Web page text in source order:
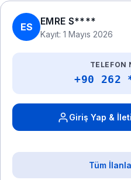
ES
EMRE S****
Kayıt: 1 Mayıs 2026
TELEFON
+90
Giriş Yap &
Tüm